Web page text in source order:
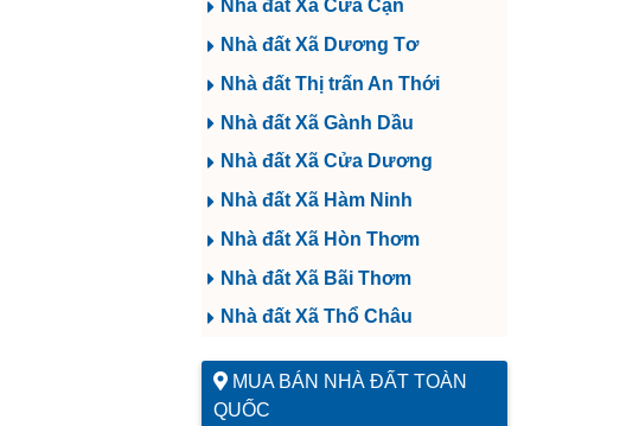
Nhà đất Xã Cửa Cạn
Nhà đất Xã Dương Tơ
Nhà đất Thị trấn An Thới
Nhà đất Xã Gành Dầu
Nhà đất Xã Cửa Dương
Nhà đất Xã Hàm Ninh
Nhà đất Xã Hòn Thơm
Nhà đất Xã Bãi Thơm
Nhà đất Xã Thổ Châu
MUA BÁN NHÀ ĐẤT TOÀN
QUỐC